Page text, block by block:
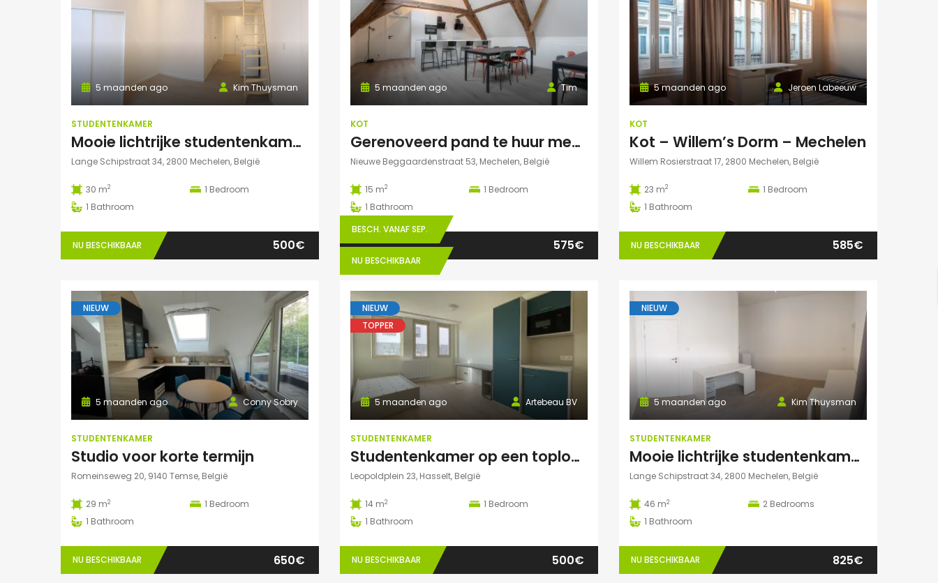
Kim Thuysman
5 maanden ago
STUDENTENKAMER
Mooie lichtrijke studentenkamer in hartje Mechelen! (te huur t.e.m. 31 augustus)
Lange Schipstraat 34, 2800 Mechelen, België
30 m2 1 Bedroom
1 Bathroom
NU BESCHIKBAAR 500€
Tim
5 maanden ago
KOT
Gerenoveerd pand te huur mechelen Nieuwe Beggaardenstr
Nieuwe Beggaardenstraat 53, Mechelen, België
15 m2 1 Bedroom
1 Bathroom
BESCH. VANAF SEP.
NU BESCHIKBAAR
575€
Jeroen Labeeuw
5 maanden ago
KOT
Kot – Willem’s Dorm – Mechelen
Willem Rosierstraat 17, 2800 Mechelen, België
23 m2 1 Bedroom
1 Bathroom
NU BESCHIKBAAR 585€
NIEUW
Conny Sobry
5 maanden ago
STUDENTENKAMER
Studio voor korte termijn
Romeinseweg 20, 9140 Temse, België
29 m2 1 Bedroom
1 Bathroom
NU BESCHIKBAAR 650€
NIEUW
TOPPER
Artebeau BV
5 maanden ago
STUDENTENKAMER
Studentenkamer op een toplocatie te Hasselt
Leopoldplein 23, Hasselt, België
14 m2 1 Bedroom
1 Bathroom
NU BESCHIKBAAR 500€
NIEUW
Kim Thuysman
5 maanden ago
STUDENTENKAMER
Mooie lichtrijke studentenkamer in hartje Mechelen! (46m2, 2 pers mogelijk)
Lange Schipstraat 34, 2800 Mechelen, België
46 m2 2 Bedrooms
1 Bathroom
NU BESCHIKBAAR 825€